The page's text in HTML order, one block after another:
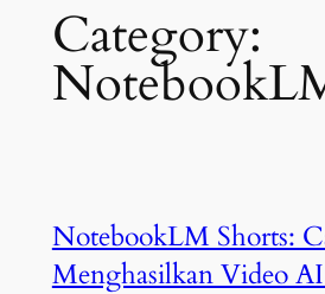
Category:
NotebookLM Shorts:
Menghasilkan Video